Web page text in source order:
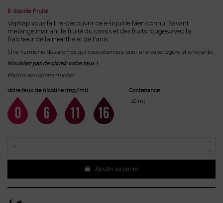
E-liquide Fruité
VapVap vous fait re-découvrir ce e-liquide bien connu. Savant
mélange mariant le fruité du cassis et des fruits rouges avec la
fraîcheur de la menthe et de l'anis.
Une harmonie des arômes qui vous étonnera pour une vape légère et enivrante.
N'oubliez pas de choisir votre taux !
Photos non contractuelles
Votre taux de nicotine (mg/ml)
0
6 11 16
Contenance
10 ml
Ajouter au panier